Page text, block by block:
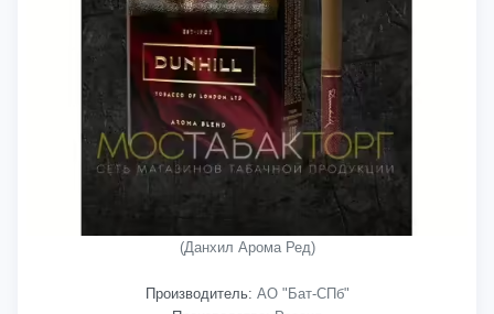
(Данхил Арома Ред)
Производитель: АО "Бат-СПб"